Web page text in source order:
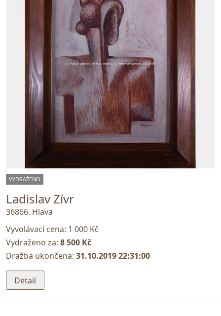
VYDRAŽENO
Ladislav Zívr
36866. Hlava
Vyvolávací cena: 1 000 Kč
Vydraženo za: 8 500 Kč
Dražba ukončena: 31.10.2019 22:31:00
Detail